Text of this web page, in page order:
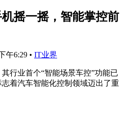
摇一摇，智能掌控前
午6:29 • IT业界
行业首个“智能场景车控”功能已
着汽车智能化控制领域迈出了重